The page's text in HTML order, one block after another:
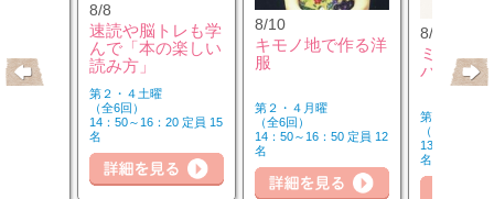
8/8
速読や脳トレも学
んで「本の楽しい
読み方」
第２・４土曜
（全6回）
14：50～16：20 定員 15
名
8/10
キモノ地で作る洋
服
第２・４月曜
（全6回）
14：50～16：50 定員 12
名
8/10
ミュージ
バーを楽
第２・４月曜
（全6回）
13：00～14
名